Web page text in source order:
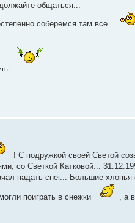
общаться...
соберемся там все...
! С подружкой своей Светой
со Светкой Катковой...
падать снег... Большие
поиграть в снежки , а